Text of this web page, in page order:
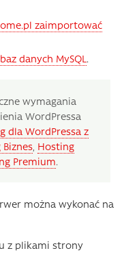
zaimportować
danych MySQL.
wymagania
WordPressa
dla WordPressa z
, Hosting
Premium.
można wykonać na
z plikami strony